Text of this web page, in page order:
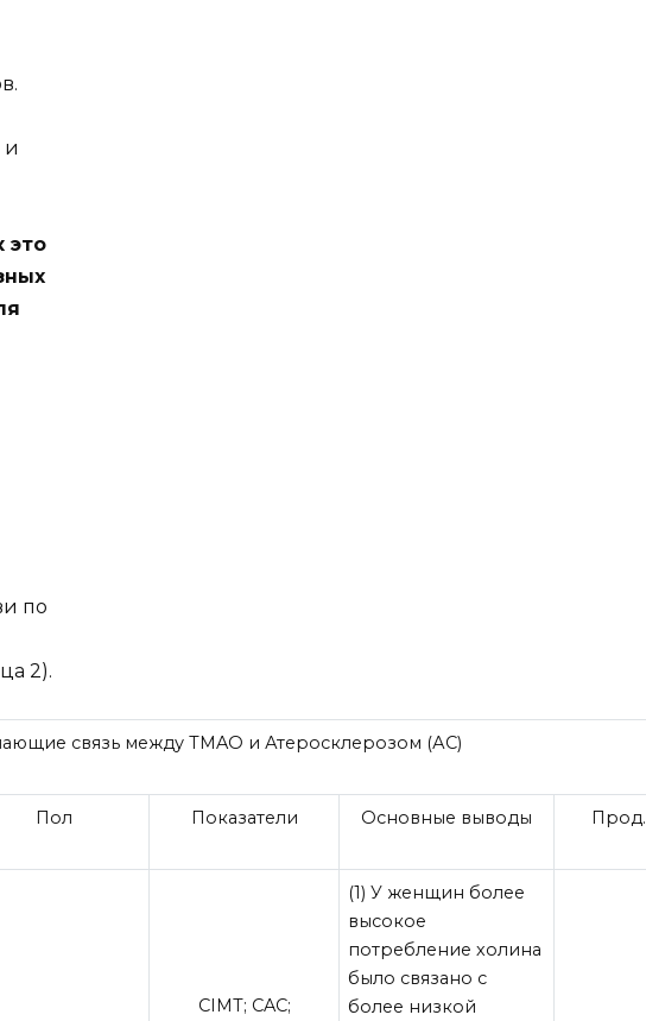
и
это
по
2).
связь между TMAO и Атеросклерозом (АС)
Пол Показатели Основные выводы
CIMT; CAC;
(1) У женщин более
высокое
потребление холина
было связано с
более низкой